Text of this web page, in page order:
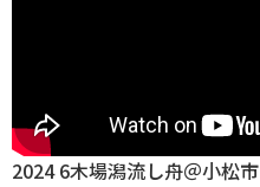
2024 6木場潟流し舟＠小松市